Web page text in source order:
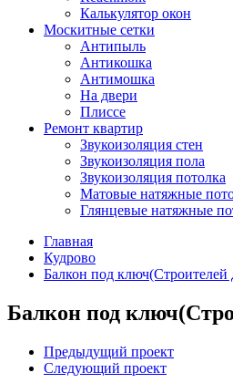
Калькулятор окон
Москитные сетки
Антипыль
Антикошка
Антимошка
На двери
Плиссе
Ремонт квартир
Звукоизоляция стен
Звукоизоляция пола
Звукоизоляция потолка
Матовые натяжные
Глянцевые натяжные
Главная
Кудрово
Балкон под ключ(Строителей
Балкон под
Предыдущий проект
Следующий проект